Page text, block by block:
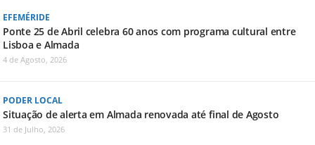
EFEMÉRIDE
Ponte 25 de Abril celebra 60 anos com programa cultural entre
Lisboa e Almada
4 de Agosto, 2026
PODER LOCAL
Situação de alerta em Almada renovada até final de Agosto
31 de Julho, 2026